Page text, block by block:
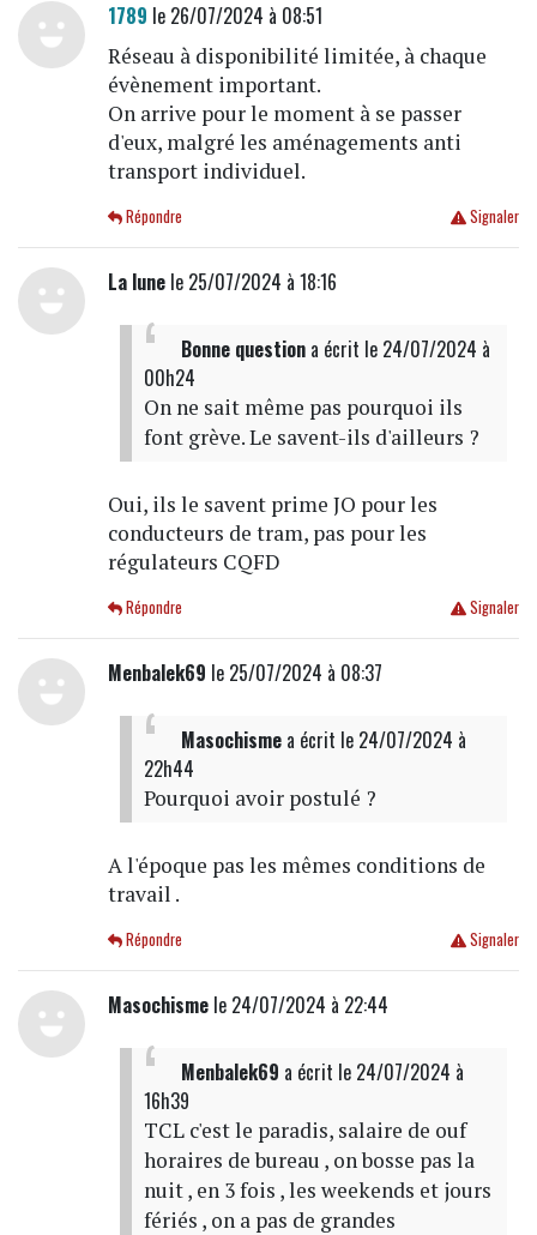
1789 le 26/07/2024 à 08:51
Réseau à disponibilité limitée, à chaque
évènement important.
On arrive pour le moment à se passer
d'eux, malgré les aménagements anti
transport individuel.
Signaler
Répondre
La lunele 25/07/2024 à 18:16
Bonne questiona écrit le 24/07/2024 à
00h24
On ne sait même pas pourquoi ils
font grève. Le savent-ils d'ailleurs ?
Oui, ils le savent prime JO pour les
conducteurs de tram, pas pour les
régulateurs CQFD
Signaler
Répondre
Menbalek69 le 25/07/2024 à 08:37
Masochismea écrit le 24/07/2024 à
22h44
Pourquoi avoir postulé ?
A l'époque pas les mêmes conditions de
travail .
Signaler
Répondre
Masochismele 24/07/2024 à 22:44
Menbalek69 a écrit le 24/07/2024 à
16h39
TCL c'est le paradis, salaire de ouf
horaires de bureau , on bosse pas la
nuit , en 3 fois , les weekends et jours
fériés , on a pas de grandes